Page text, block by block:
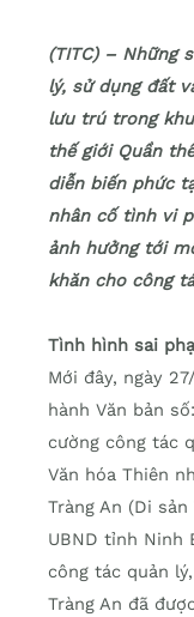
(TITC) – Những
lý, sử dụng đất
lưu trú trong
thế giới Quần
diễn biến phức
nhân cố tình vi
ảnh hưởng tới
khăn cho công
Tình hình sai
Mới đây, ngày
hành Văn bản
cường công tác
Văn hóa Thiên
Tràng An (Di sản
UBND tỉnh Ninh
công tác quản
Tràng An đã